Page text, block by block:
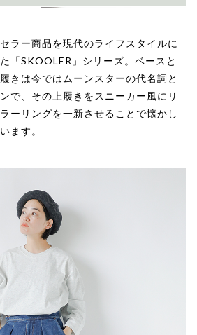
ラー商品を現代のライフスタイルに
「SKOOLER」シリーズ。ベースと
きは今ではムーンスターの代名詞と
で、その上履きをスニーカー風にリ
ーリングを一新させることで懐かし
ます。